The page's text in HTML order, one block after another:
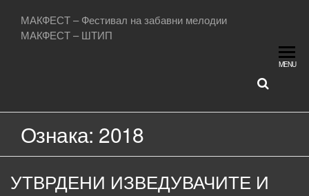
МАКФЕСТ – Фестивал на забавни мелодии
МАКФЕСТ – ШТИП
MENU
Ознака: 2018
УТВРДЕНИ ИЗВЕДУВАЧИТЕ И